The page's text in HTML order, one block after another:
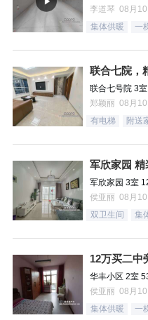
李道琴 08月10
集体供暖 一
联合七院，
联合七号院 3
郑颖丽 08月10
有电梯 附送
军欣家园
军欣家园 3室
侯亚丽 08月10
双卫生间 集
华丰小区 2室
侯亚丽 08月10
集体供暖 一